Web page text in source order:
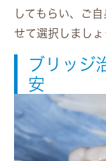
してもらい、ご
せて選択しましょ
ブリッジ
安